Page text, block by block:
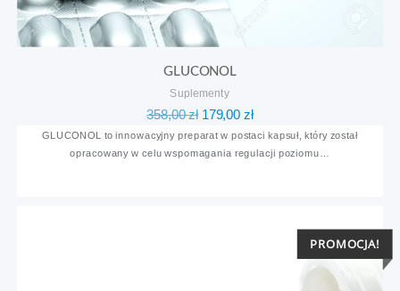
GLUCONOL
Suplementy
358,00zł Pierwotna
cena
wynosiła:
179,00 złAktualna
cena
wynosi:
GLUCONOL to innowacyjny preparat w postaci kapsuł, który został
opracowany w celu wspomagania regulacji poziomu…
PROMOCJA!